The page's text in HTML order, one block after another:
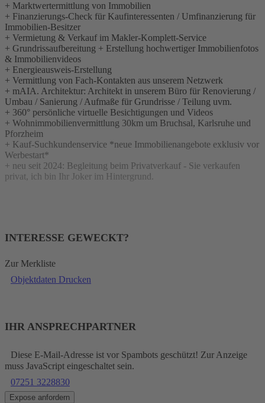
+ Marktwertermittlung von Immobilien
+ Finanzierungs-Check für Kaufinteressenten / Umfinanzierung für
Immobilien-Besitzer
+ Vermietung & Verkauf im Makler-Komplett-Service
+ Grundrissaufbereitung + Erstellung hochwertiger Immobilienfotos
& Immobilienvideos
+ Energieausweis-Erstellung
+ Vermittlung von Fach-Kontakten aus unserem Netzwerk
+ mAIA. Architektur: Architekt in unserem Büro für Renovierung /
Umbau / Sanierung / Aufmaße für Grundrisse / Teilung uvm.
+ 360° persönliche virtuelle Besichtigungen und Videos
+ Wohnimmobilienvermittlung 30km um Bruchsal, Karlsruhe und
Pforzheim
+ Kauf-Suchkundenservice *neue Immobilienangebote exklusiv vor
Werbestart*
+ neu seit 2024: Begleitung beim Privatverkauf - Sie verkaufen
privat, ich bin Ihr Joker im Hintergrund.
INTERESSE GEWECKT?
Zur Merkliste
Objektdaten Drucken
IHR ANSPRECHPARTNER
Diese E-Mail-Adresse ist vor Spambots geschützt! Zur Anzeige
muss JavaScript eingeschaltet sein.
07251 3228830
Expose anfordern